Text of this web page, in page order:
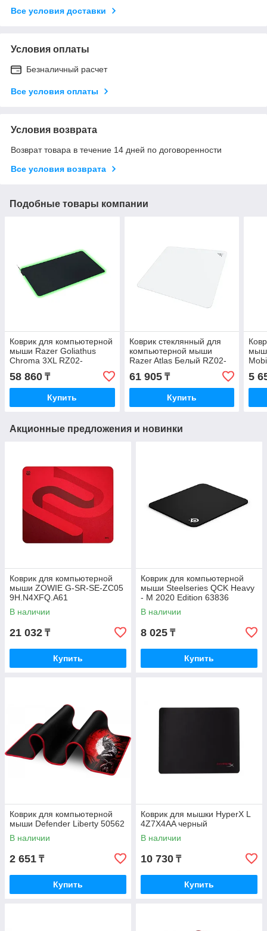
Все условия доставки
Условия оплаты
Безналичный расчет
Все условия оплаты
Условия возврата
Возврат товара в течение 14 дней по договоренности
Все условия возврата
Подобные товары компании
Коврик для компьютерной
мыши Razer Goliathus
Chroma 3XL RZ02-
02500700-R3M1
58 860 ₸
Купить
Коврик стеклянный для
компьютерной мыши
Razer Atlas Белый RZ02-
04890200-R3M1
61 905₸
Купить
5
Акционные предложения и новинки
Коврик для компьютерной
мыши ZOWIE G-SR-SE-ZC05
9H.N4XFQ.A61
В наличии
21 032 ₸
Купить
Коврик для компьютерной
мыши Steelseries QCK Heavy
- M 2020 Edition 63836
В наличии
8 025 ₸
Купить
Коврик для компьютерной
мыши Defender Liberty 50562
В наличии
2 651 ₸
Купить
Коврик для мышки HyperX L
4Z7X4AA черный
В наличии
10 730 ₸
Купить